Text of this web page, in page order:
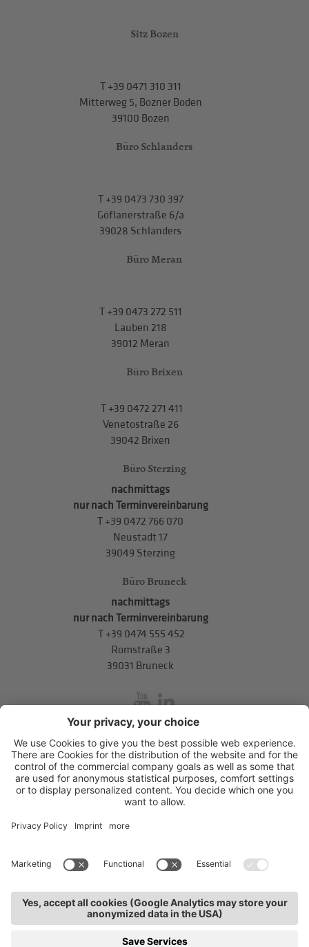
Sitz Bozen
T+39 0471 310 311
Mitterweg 5, Bozner Boden
39100 Bozen
Büro Schlanders
T+39 0473 730 397
Göflanerstraße 6/a
39028 Schlanders
Büro Meran
T+39 0473 272 511
Lauben 218
39012 Meran
Büro Brixen
T+39 0472 271 411
Venetostraße 26
39042 Brixen
Büro Sterzing
nachmittags
nur nach Terminvereinbarung
T +39 0472 766 070
Neustadt 17
39049 Sterzing
Büro Bruneck
nachmittags
nur nach Terminvereinbarung
T +39 0474 555 452
Romstraße 3
39031 Bruneck
inService
Mitterweg 5, Bozner Boden,I-39100Bozen.T+39 0471 310
311. info@hds-bz.it
Impressum
Datenschutzerklärung